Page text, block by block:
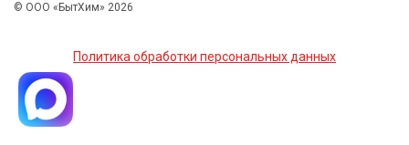
© ООО «БытХим» 2026
Политика обработки персональных данных